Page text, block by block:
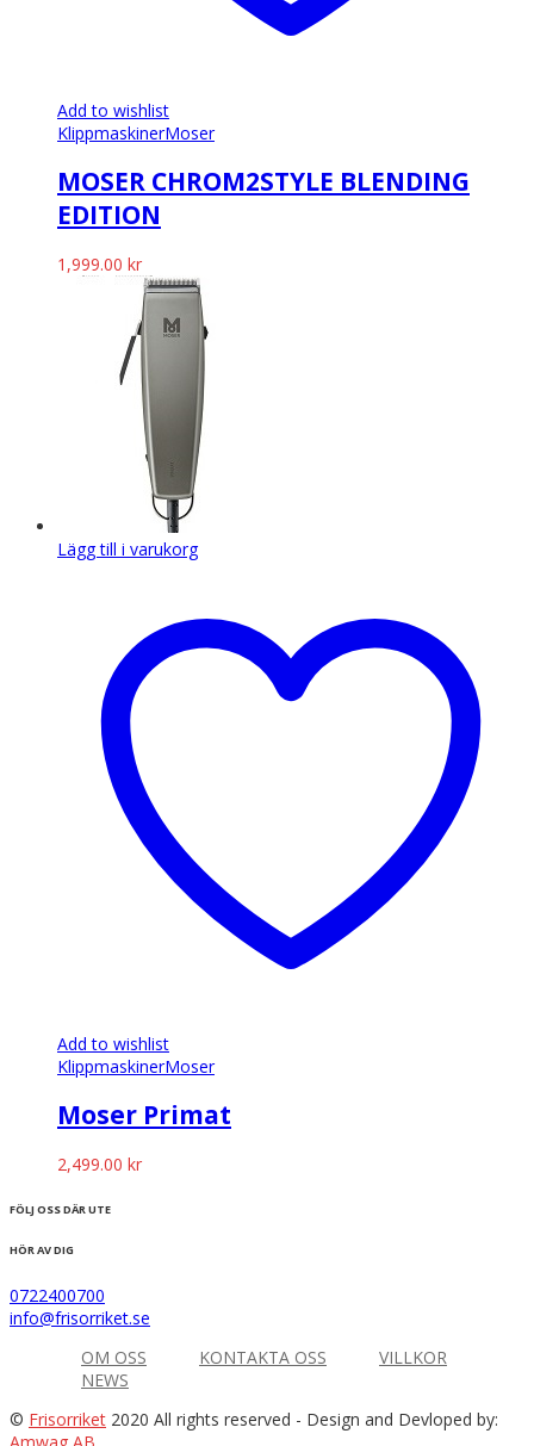
Add to wishlist
KlippmaskinerMoser
MOSER CHROM2STYLE BLENDING
EDITION
1,999.00 kr
Lägg till i varukorg
Add to wishlist
KlippmaskinerMoser
Moser Primat
2,499.00 kr
FÖLJ OSS DÄR UTE
HÖR AV DIG
0722400700
info@frisorriket.se
OM OSS
KONTAKTA OSS
VILLKOR
NEWS
© Frisorriket 2020 All rights reserved - Design and Devloped by: